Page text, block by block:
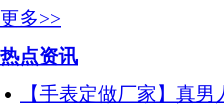
更多>>
热点资讯
【手表定做厂家】真